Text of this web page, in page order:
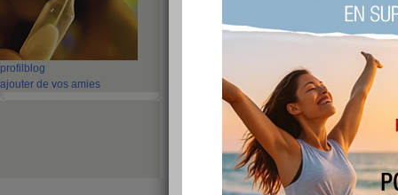
profil blog
ajouter de vos amies
ça va mieux